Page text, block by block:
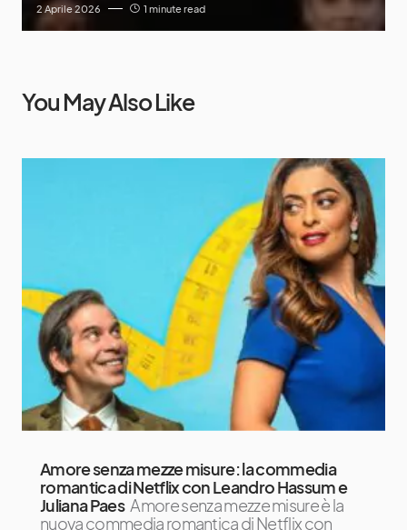
2 Aprile 2026 1 minute read
You May Also Like
Amore senza mezze misure: la commedia
romantica di Netflix con Leandro Hassum e
Juliana Paes Amore senza mezze misure è la
nuova commedia romantica di Netflix con